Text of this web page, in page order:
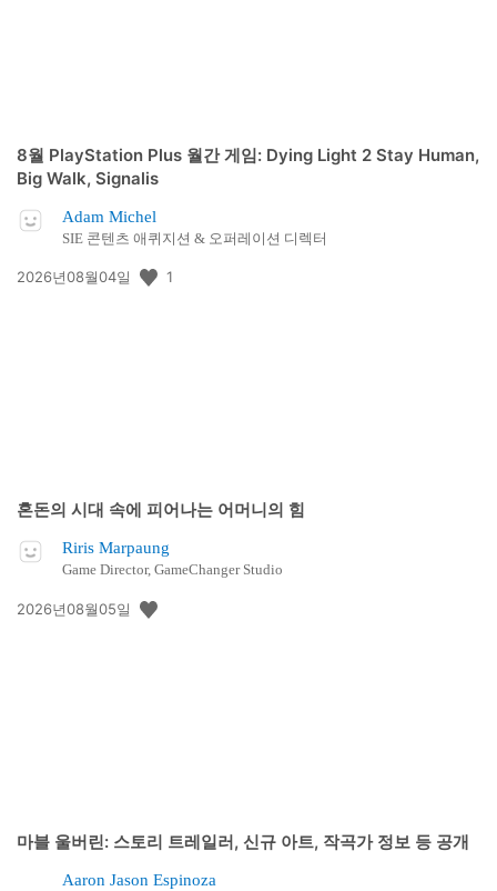
8월 PlayStation Plus 월간 게임: Dying Light 2 Stay Human,
Big Walk, Signalis
Adam Michel
SIE 콘텐츠 애퀴지션 & 오퍼레이션 디렉터
공
2026년08월04일 1
혼돈의 시대 속에 피어나는 어머니의 힘
Riris Marpaung
Game Director, GameChanger Studio
공
2026년08월05일
마블 울버린: 스토리 트레일러, 신규 아트, 작곡가 정보 등 공개
Aaron Jason Espinoza